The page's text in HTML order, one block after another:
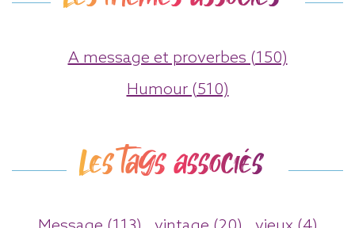
A message et proverbes (150)
Humour (510)
Les tags associés